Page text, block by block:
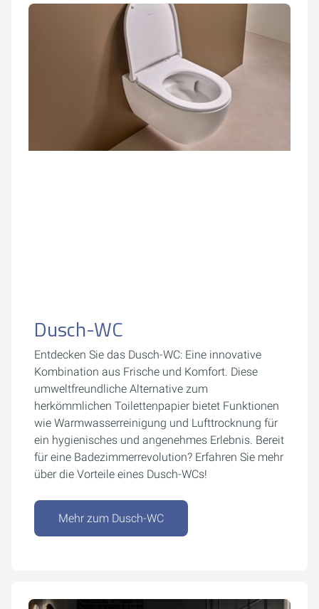
Dusch-WC
Entdecken Sie das Dusch-WC: Eine innovative
Kombination aus Frische und Komfort. Diese
umweltfreundliche Alternative zum
herkömmlichen Toilettenpapier bietet Funktionen
wie Warmwasserreinigung und Lufttrocknung für
ein hygienisches und angenehmes Erlebnis. Bereit
für eine Badezimmerrevolution? Erfahren Sie mehr
über die Vorteile eines Dusch-WCs!
Mehr zum Dusch-WC